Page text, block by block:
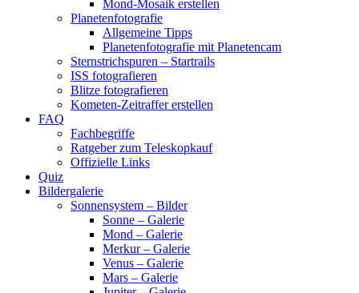
Mond-Mosaik erstellen
Planetenfotografie
Allgemeine Tipps
Planetenfotografie mit Planetencam
Sternstrichspuren – Startrails
ISS fotografieren
Blitze fotografieren
Kometen-Zeitraffer erstellen
FAQ
Fachbegriffe
Ratgeber zum Teleskopkauf
Offizielle Links
Quiz
Bildergalerie
Sonnensystem – Bilder
Sonne – Galerie
Mond – Galerie
Merkur – Galerie
Venus – Galerie
Mars – Galerie